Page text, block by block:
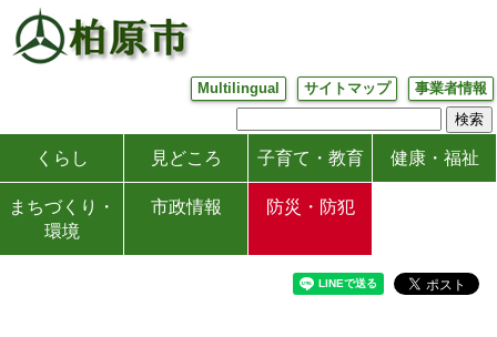
Multilingual サイトマップ 事業者情報
くらし 見どころ 子育て・教育 健康・福祉
まちづくり・
環境
市政情報 防災・防犯